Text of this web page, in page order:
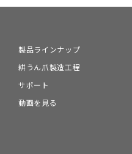
製品ラインナップ
耕うん爪製造工程
サポート
動画を見る